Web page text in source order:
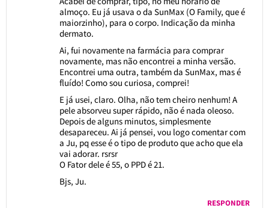
almoço. Eu já usava o da SunMax (O Family, que é
maiorzinho), para o corpo. Indicação da minha
dermato.
Ai, fui novamente na farmácia para comprar
novamente, mas não encontrei a minha versão.
Encontrei uma outra, também da SunMax, mas é
fluído! Como sou curiosa, comprei!
E já usei, claro. Olha, não tem cheiro nenhum! A
pele absorveu super rápido, não é nada oleoso.
Depois de alguns minutos, simplesmente
desapareceu. Ai já pensei, vou logo comentar com
a Ju, pq esse é o tipo de produto que acho que ela
vai adorar. rsrsr
O Fator dele é 55, o PPD é 21.
Bjs, Ju.
RESPONDER